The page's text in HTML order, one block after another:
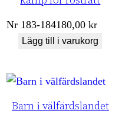
Nr 183-184180,00kr
Lägg till i varukorg
Barn i välfärdslandet